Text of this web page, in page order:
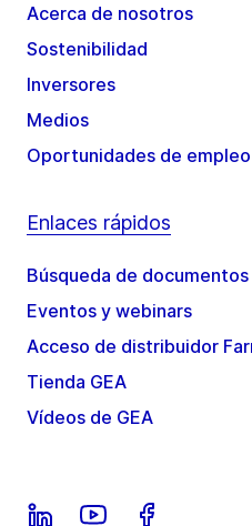
Acerca de nosotros
Sostenibilidad
Inversores
Medios
Oportunidades de empleo
Enlaces rápidos
Búsqueda de documentos
Eventos y webinars
Acceso de distribuidor
Tienda GEA
Vídeos de GEA